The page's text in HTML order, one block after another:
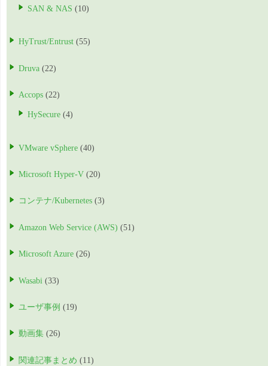
SAN & NAS (10)
HyTrust/Entrust (55)
Druva (22)
Accops (22)
HySecure (4)
VMware vSphere (40)
Microsoft Hyper-V (20)
コンテナ/Kubernetes (3)
Amazon Web Service (AWS) (51)
Microsoft Azure (26)
Wasabi (33)
ユーザ事例 (19)
動画集 (26)
関連記事まとめ (11)